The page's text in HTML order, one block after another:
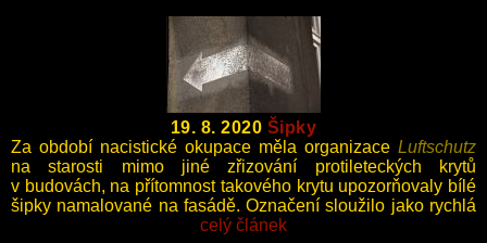
19. 8. 2020 Šipky
Za období nacistické okupace měla organizace Luftschutz
na starosti mimo jiné zřizování protileteckých krytů
v budovách, na přítomnost takového krytu upozorňovaly bílé
šipky namalované na fasádě. Označení sloužilo jako rychlá
orientace obyvatel při vyhlášení náletu, tak i po jeho
celý článek